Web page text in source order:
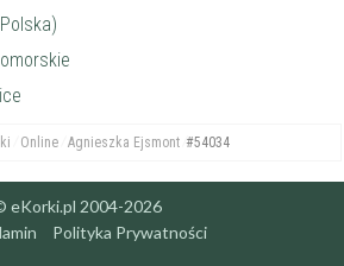
Online Agnieszka Ejsmont #54034
eKorki.pl 2004-2026
Polityka Prywatności